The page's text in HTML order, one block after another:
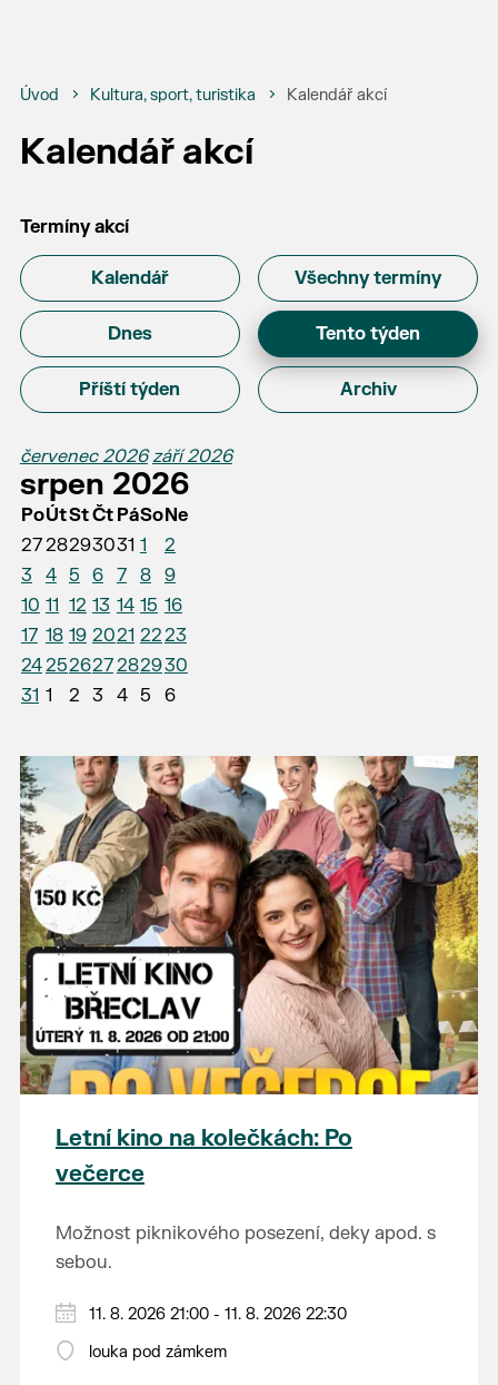
Úvod Kultura, sport, turistika Kalendář akcí
Kalendář akcí
Termíny akcí
Kalendář Všechny termíny
Dnes Tento týden
Příští týden Archiv
červenec 2026 září 2026
srpen 2026
PoÚtStČt PáSoNe
2728293031 1
2
3
4 5 6 7 8
9
10 11 12 13 14 15 16
17 18 19 2021 2223
24252627282930
31 1 2 3 4 5 6
Letní kino na kolečkách: Po
večerce
Možnost piknikového posezení, deky apod. s
sebou.
V případě nepřízně počasí se promítání ruší.
Kino otevřeno hodinu před promítáním,
11. 8. 2026 21:00 - 11. 8. 2026 22:30
louka pod zámkem